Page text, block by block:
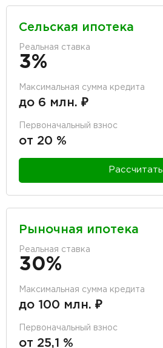
Сельская ипотека
Реальная ставка
3%
Максимальная сумма кредита
до 6 млн. ₽
Первоначальный взнос
от 20 %
Рассчитать
Рыночная ипотека
Реальная ставка
30%
Максимальная сумма кредита
до 100 млн. ₽
Первоначальный взнос
от 25,1 %